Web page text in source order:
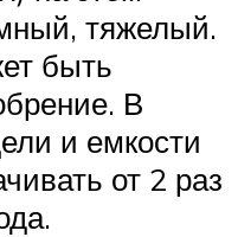
тяжелый.
быть
В
и емкости
от 2 раз